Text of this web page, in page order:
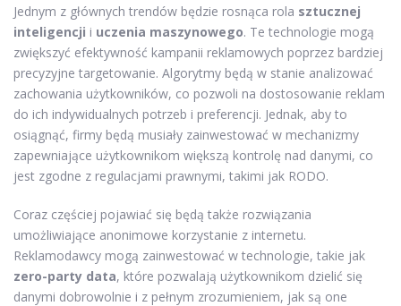
Jednym z głównych trendów będzie rosnąca rola sztucznej
inteligencji i uczenia maszynowego. Te technologie mogą
zwiększyć efektywność kampanii reklamowych poprzez bardziej
precyzyjne targetowanie. Algorytmy będą w stanie analizować
zachowania użytkowników, co pozwoli na dostosowanie reklam
do ich indywidualnych potrzeb i preferencji. Jednak, aby to
osiągnąć, firmy będą musiały zainwestować w mechanizmy
zapewniające użytkownikom większą kontrolę nad danymi, co
jest zgodne z regulacjami prawnymi, takimi jak RODO.
Coraz częściej pojawiać się będą także rozwiązania
umożliwiające anonimowe korzystanie z internetu.
Reklamodawcy mogą zainwestować w technologie, takie jak
zero-party data, które pozwalają użytkownikom dzielić się
danymi dobrowolnie i z pełnym zrozumieniem, jak są one